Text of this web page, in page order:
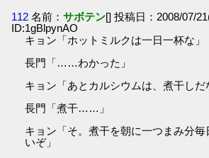
112 名前：サボテン[] 投稿日：2008/07/
ID:1gBlpynAO
キョン「ホットミルクは一日一杯な」
長門「……わかった」
キョン「あとカルシウムは、煮干しだ
長門「煮干……」
キョン「そ。煮干を朝に一つまみ分毎
いぞ」